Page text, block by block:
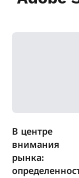
В центре
внимания
рынка: